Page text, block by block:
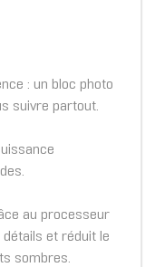
: un bloc photo
suivre partout.
au processeur
et réduit le
sombres.